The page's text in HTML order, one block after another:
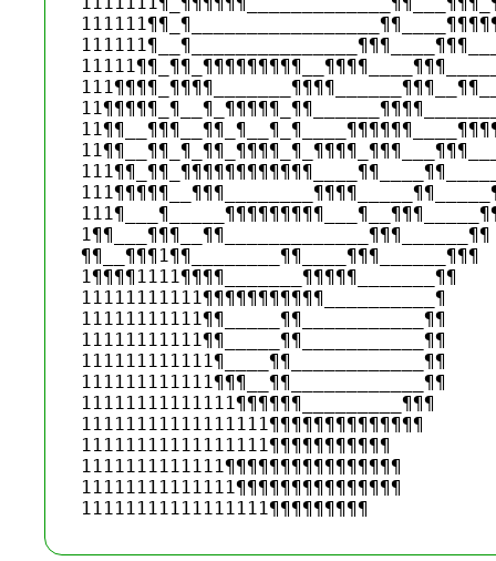
¶¶__¶¶¶1¶¶________¶¶____¶¶¶______¶¶¶
1¶¶¶¶1111¶¶¶¶_______¶¶¶¶¶_______¶¶
11111111111¶¶¶¶¶¶¶¶¶¶¶__________¶
11111111111¶¶_____¶¶___________¶¶
11111111111¶¶_____¶¶___________¶¶
111111111111¶____¶¶____________¶¶
111111111111¶¶¶__¶¶____________¶¶
11111111111111¶¶¶¶¶¶_________¶¶¶
11111111111111111¶¶¶¶¶¶¶¶¶¶¶¶¶¶
11111111111111111¶¶¶¶¶¶¶¶¶¶¶
1111111111111¶¶¶¶¶¶¶¶¶¶¶¶¶¶¶¶
11111111111111¶¶¶¶¶¶¶¶¶¶¶¶¶¶¶